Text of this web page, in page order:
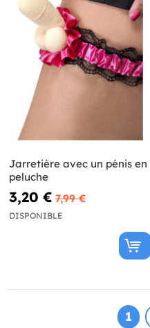
Jarretière avec un pénis en
peluche
3,20 € 7,99 €
DISPONIBLE
1